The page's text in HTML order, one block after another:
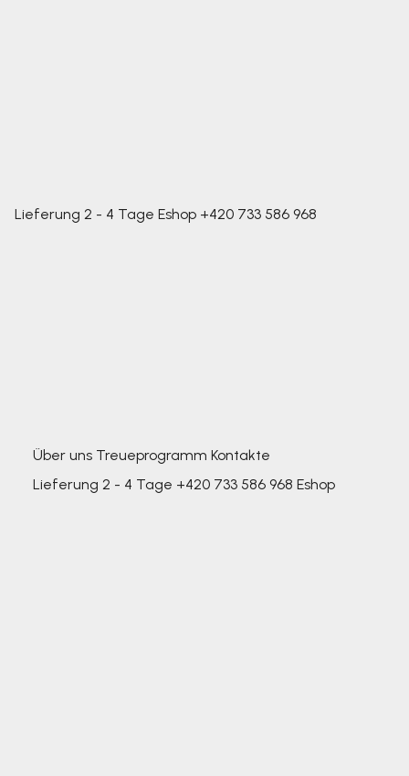
Lieferung 2 - 4 Tage Eshop +420 733 586 968
Über uns Treueprogramm Kontakte
Lieferung 2 - 4 Tage +420 733 586 968 Eshop